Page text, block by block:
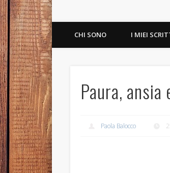
Facebook
CHI SONO I MIEI
Paura, ansia
Paola Balocco